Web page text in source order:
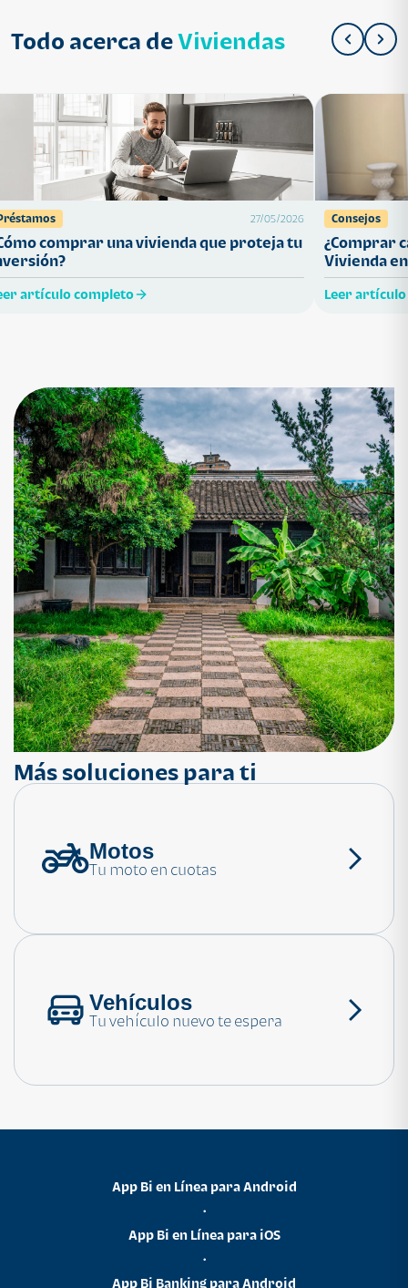
Todo acerca deViviendas
27/05/2026
comprar una vivienda que proteja tu
artículo completo
Consejos
¿Comprar
Vivienda
Leer
¿Necesitas ayuda?
Más soluciones para ti
Motos
Tu moto en cuotas
Vehículos
Tu vehículo nuevo te espera
App Bi en Línea para Android
•
App Bi en Línea para iOS
•
App Bi Banking para Android